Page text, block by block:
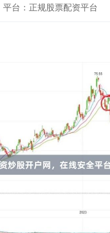
平台：正规股票配资平台